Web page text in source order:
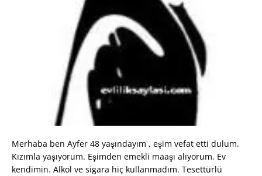
Merhaba ben Ayfer 48 yaşındayım , eşim vefat etti dulum.
Kızımla yaşıyorum. Eşimden emekli maaşı alıyorum. Ev
kendimin. Alkol ve sigara hiç kullanmadım. Tesettürlü